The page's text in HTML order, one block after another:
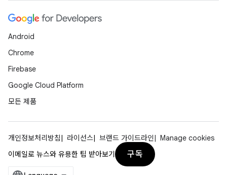
Android
Chrome
Firebase
Google Cloud Platform
모든 제품
개인정보처리방침 라이선스 브랜드 가이드라인
Manage cookies
이메일로 뉴스와 유용한 팁 받아보기
구독